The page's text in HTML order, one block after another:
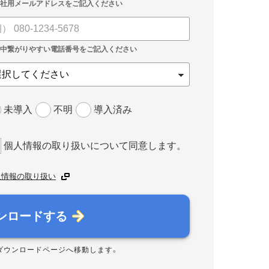
未導入 不明 導入済み
個人情報の取り扱いについて同意します。
報の取り扱い
ロードする
ウンロードページへ移動します。